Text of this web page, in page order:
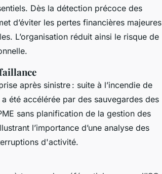
Dès la détection précoce des
d’éviter les pertes financières majeures
L’organisation réduit ainsi le risque de
après sinistre : suite à l’incendie de
été accélérée par des sauvegardes des
sans planification de la gestion des
l’importance d’une analyse des
d'activité.